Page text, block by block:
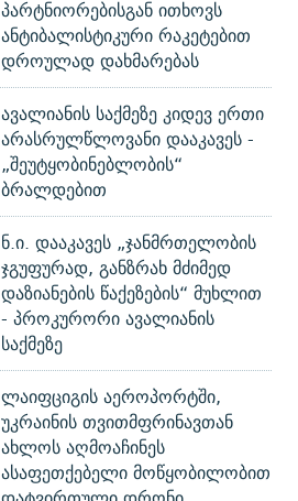
პარტნიორებისგან ითხოვს
ანტიბალისტიკური რაკეტებით
დროულად დახმარებას
ავალიანის საქმეზე კიდევ ერთი
არასრულწლოვანი დააკავეს -
„შეუტყობინებლობის“
ბრალდებით
ნ.ი. დააკავეს „ჯანმრთელობის
ჯგუფურად, განზრახ მძიმედ
დაზიანების წაქეზების“ მუხლით
- პროკურორი ავალიანის
საქმეზე
ლაიფციგის აეროპორტში,
უკრაინის თვითმფრინავთან
ახლოს აღმოაჩინეს
ასაფეთქებელი მოწყობილობით